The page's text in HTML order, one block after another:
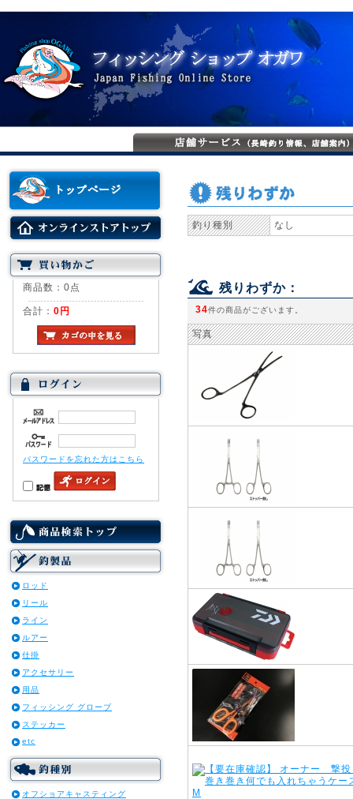
商品数：0点
合計： 0円
パスワードを忘れた方はこちら
ロッド
リール
ライン
ルアー
仕掛
アクセサリー
用品
フィッシング グローブ
ステッカー
etc
オフショアキャスティング
釣り種別 なし
残りわずか：
34件の商品がございます。
写真